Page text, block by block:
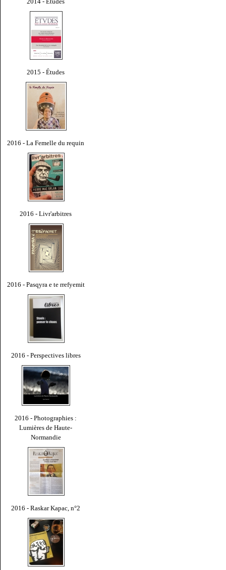
2015 - Études
2016 - La Femelle du requin
2016 - Livr'arbitres
2016 - Pasqyra e te rrefyemit
2016 - Perspectives libres
2016 - Photographies :
Lumières de Haute-
Normandie
2016 - Raskar Kapac, n°2